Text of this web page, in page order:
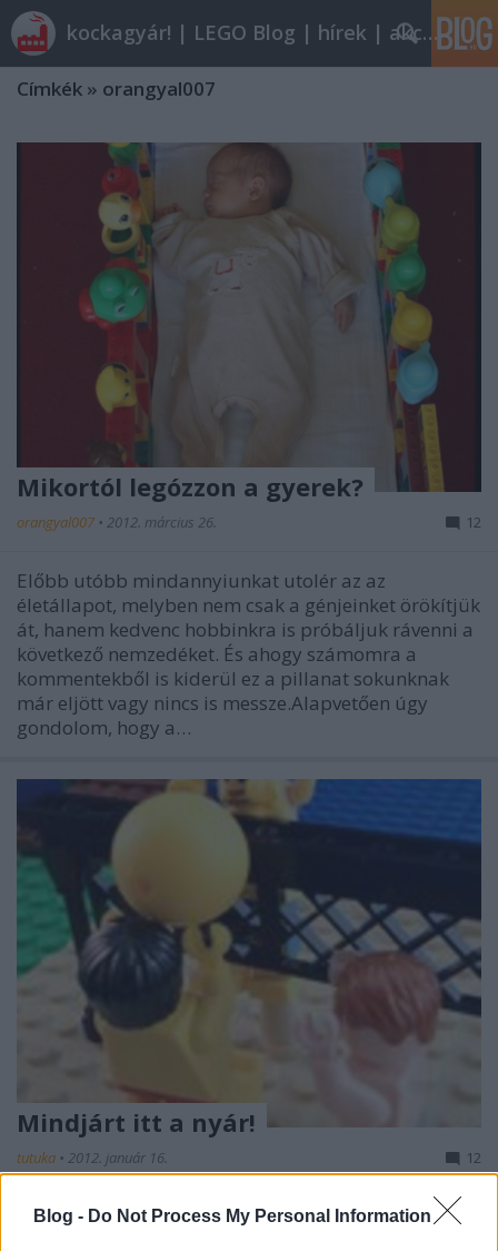
Blog - Do Not Process My Personal Information
kockagyár! | LEGO Blog | hírek | akciók |
Címkék » orangyal007
Mikortól legózzon a gyerek?
orangyal007 • 2012. március 26. 12
Előbb utóbb mindannyiunkat utolér az az
életállapot, melyben nem csak a génjeinket örökítjük
át, hanem kedvenc hobbinkra is próbáljuk rávenni a
következő nemzedéket. És ahogy számomra a
kommentekből is kiderül ez a pillanat sokunknak
már eljött vagy nincs is messze.Alapvetően úgy
gondolom, hogy a…
Mindjárt itt a nyár!
tutuka • 2012. január 16. 12
Ti öntöttétek már legóba az életetek valamely